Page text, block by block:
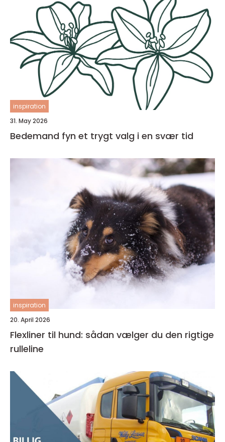
inspiration
31. May 2026
Bedemand fyn et trygt valg i en svær tid
inspiration
20. April 2026
Flexliner til hund: sådan vælger du den rigtige
rulleline